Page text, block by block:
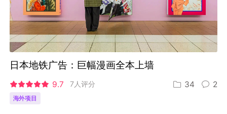
日本地铁广告：巨幅漫画全本上墙
9.7 7人评分 34 2
海外项目